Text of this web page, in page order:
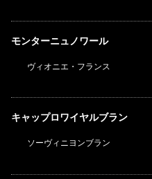
モンターニュノワール
ヴィオニエ・フランス
キャップロワイヤルブラン
ソーヴィニヨンブラン